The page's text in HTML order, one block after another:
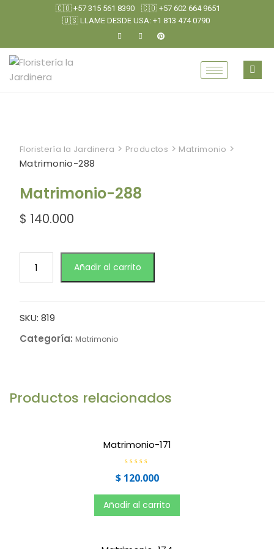
🇨🇴 +57 315 561 8390
🇨🇴 +57 602 664 9651
🇺🇸 LLAME DESDE USA: +1 813 474 0790
Floristería la Jardinera > Productos > Matrimonio >
Matrimonio-288
Matrimonio-288
$ 140.000
Añadir al carrito
SKU: 819
Categoría: Matrimonio
Productos relacionados
Matrimonio-171
V
a
o
r
a
d
$120.000
Añadir al carrito